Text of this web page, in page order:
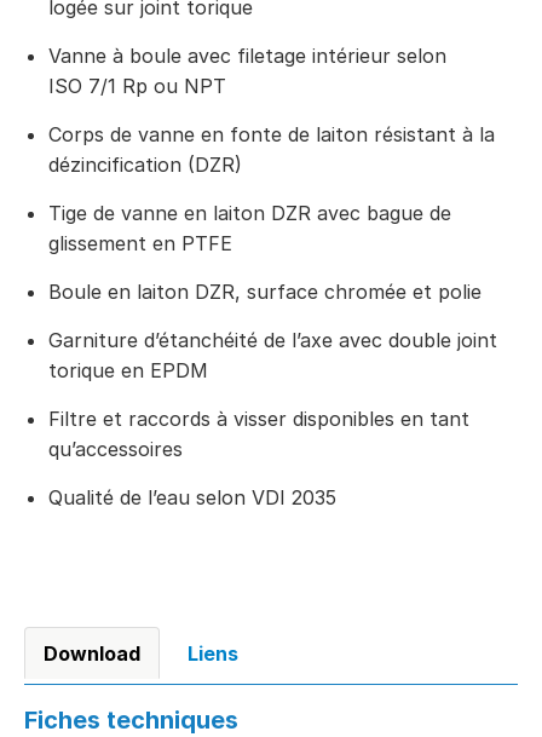
logée sur joint torique
Vanne à boule avec filetage intérieur selon
ISO 7/1 Rp ou NPT
Corps de vanne en fonte de laiton résistant à la
dézincification (DZR)
Tige de vanne en laiton DZR avec bague de
glissement en PTFE
Boule en laiton DZR, surface chromée et polie
Garniture d’étanchéité de l’axe avec double joint
torique en EPDM
Filtre et raccords à visser disponibles en tant
qu’accessoires
Qualité de l’eau selon VDI 2035
Download Liens
Fiches techniques